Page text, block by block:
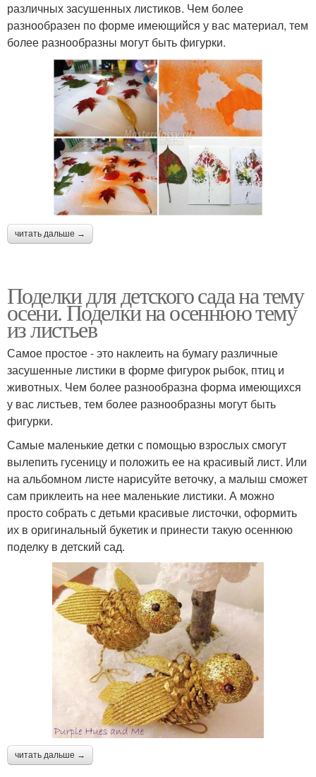
различных засушенных листиков. Чем более
разнообразен по форме имеющийся у вас материал, тем
более разнообразны могут быть фигурки.
читать дальше →
Поделки для детского сада на тему
осени. Поделки на осеннюю тему
из листьев
Самое простое - это наклеить на бумагу различные
засушенные листики в форме фигурок рыбок, птиц и
животных. Чем более разнообразна форма имеющихся
у вас листьев, тем более разнообразны могут быть
фигурки.
Самые маленькие детки с помощью взрослых смогут
вылепить гусеницу и положить ее на красивый лист. Или
на альбомном листе нарисуйте веточку, а малыш сможет
сам приклеить на нее маленькие листики. А можно
просто собрать с детьми красивые листочки, оформить
их в оригинальный букетик и принести такую осеннюю
поделку в детский сад.
читать дальше →